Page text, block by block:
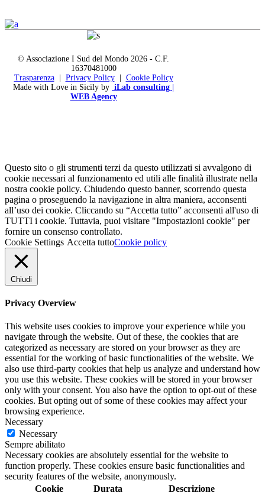
© Associazione I Sud del Mondo 2026 - C.F.
16370481000
Trasparenza| Privacy Policy| Cookie Policy
Made with Love in Sicily by iLab consulting |
WEB Agency
Questo sito o gli strumenti terzi da questo utilizzati si avvalgono di
cookie necessari al funzionamento ed utili alle finalità illustrate nella
nostra cookie policy. Chiudendo questo banner, scorrendo questa
pagina o proseguendo la navigazione in altra maniera, acconsenti
all’uso dei cookie. Cliccando su “Accetta tutto” acconsenti all'uso di
TUTTI i cookie. Tuttavia, puoi visitare "Impostazioni cookie" per
fornire un consenso controllato.
Cookie Settings Accetta tuttoCookie policy
Chiudi
Privacy Overview
This website uses cookies to improve your experience while you
navigate through the website. Out of these, the cookies that are
categorized as necessary are stored on your browser as they are
essential for the working of basic functionalities of the website. We
also use third-party cookies that help us analyze and understand how
you use this website. These cookies will be stored in your browser
only with your consent. You also have the option to opt-out of these
cookies. But opting out of some of these cookies may affect your
browsing experience.
Necessary
Necessary
Sempre abilitato
Necessary cookies are absolutely essential for the website to
function properly. These cookies ensure basic functionalities and
security features of the website, anonymously.
Cookie
Durata Descrizione